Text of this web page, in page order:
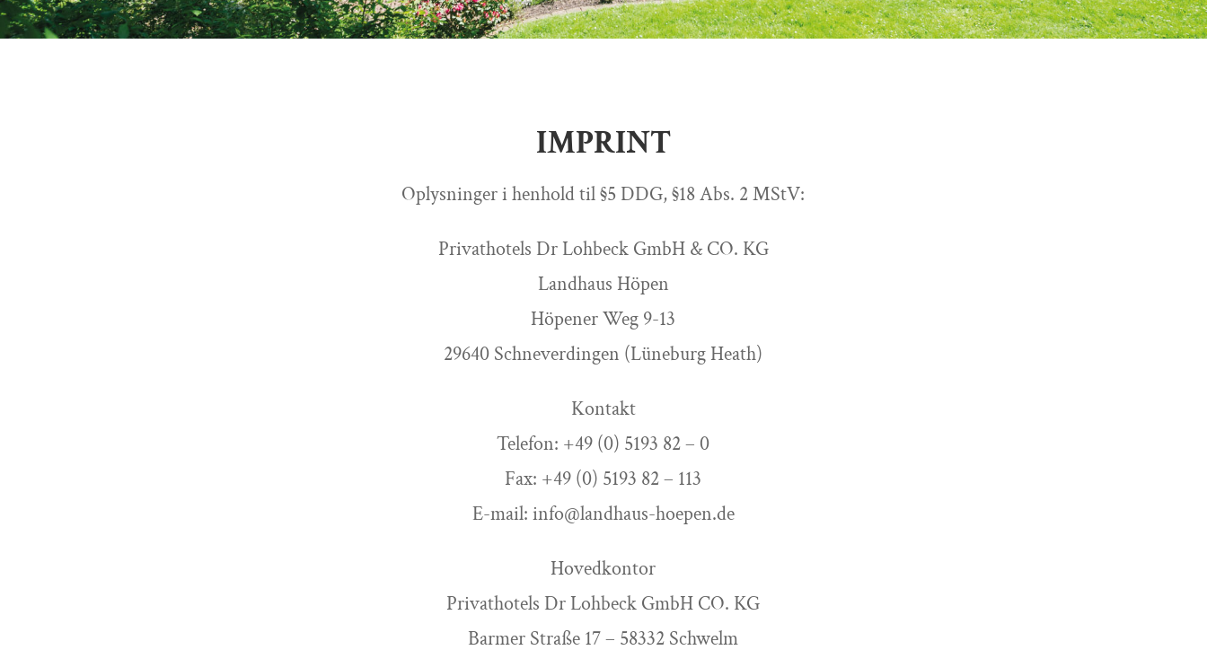
IMPRINT
Oplysninger i henhold til §5 DDG, §18 Abs. 2 MStV:
Privathotels Dr Lohbeck GmbH & CO. KG
Landhaus Höpen
Höpener Weg 9-13
29640 Schneverdingen (Lüneburg Heath)
Kontakt
Telefon: +49 (0) 5193 82 – 0
Fax: +49 (0) 5193 82 – 113
E-mail: info@landhaus-hoepen.de
Hovedkontor
Privathotels Dr Lohbeck GmbH CO. KG
Barmer Straße 17 – 58332 Schwelm